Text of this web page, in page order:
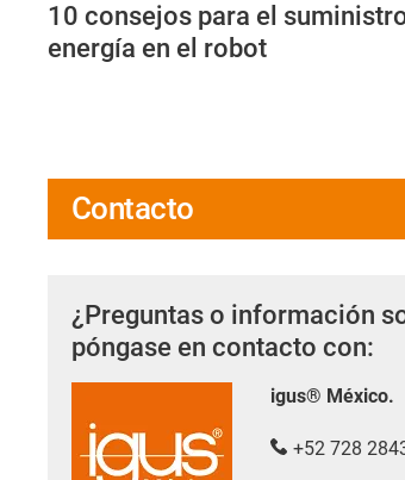
10 consejos para el
energía en el robot
Contacto
¿Preguntas o información
póngase en contacto con:
igus® México.
+52 728